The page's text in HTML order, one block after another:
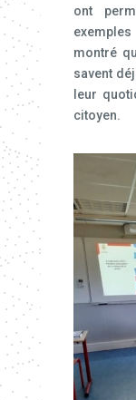
ont
montré
savent
leur
citoyen.